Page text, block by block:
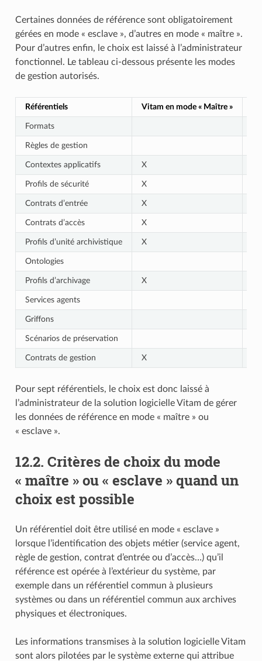
Certaines données de référence sont obligatoirement
gérées en mode « esclave », d’autres en mode « maître ».
Pour d’autres enfin, le choix est laissé à l’administrateur
fonctionnel. Le tableau ci-dessous présente les modes
de gestion autorisés.
Référentiels Vitam en mode « Maître »
Formats
Règles de gestion
Contextes applicatifs X
Profils de sécurité X
Contrats d’entrée X
Contrats d’accès X
Profils d’unité archivistique X
Ontologies
Profils d’archivage X
Services agents
Griffons
Scénarios de préservation
Contrats de gestion X
Pour sept référentiels, le choix est donc laissé à
l’administrateur de la solution logicielle Vitam de gérer
les données de référence en mode « maître » ou
« esclave ».
12.2. Critères de choix du mode
« maître » ou « esclave » quand un
choix est possible
Un référentiel doit être utilisé en mode « esclave »
lorsque l’identification des objets métier (service agent,
règle de gestion, contrat d’entrée ou d’accès…) qu’il
référence est opérée à l’extérieur du système, par
exemple dans un référentiel commun à plusieurs
systèmes ou dans un référentiel commun aux archives
physiques et électroniques.
Les informations transmises à la solution logicielle Vitam
sont alors pilotées par le système externe qui attribue